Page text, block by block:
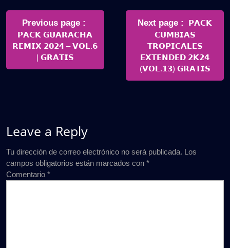
Navegación
entradas
Previous page
Posts
𝗣𝗔𝗖𝗞 𝗚𝗨𝗔𝗥𝗔𝗖𝗛𝗔
𝗥𝗘𝗠𝗜𝗫 𝟮𝟬𝟮𝟰 – 𝗩𝗢𝗟.𝟲
| 𝗚𝗥𝗔𝗧𝗜𝗦
Next page
Newer
Posts
𝗣𝗔𝗖𝗞
𝗖𝗨𝗠𝗕𝗜𝗔𝗦
𝗧𝗥𝗢𝗣𝗜𝗖𝗔𝗟𝗘𝗦
𝗘𝗫𝗧𝗘𝗡𝗗𝗘𝗗 𝟮𝗞𝟮𝟰
(𝗩𝗢𝗟.𝟭𝟯) 𝗚𝗥𝗔𝗧𝗜𝗦
Leave a Reply
Tu dirección de correo electrónico no será publicada. Los
campos obligatorios están marcados con *
Comentario *